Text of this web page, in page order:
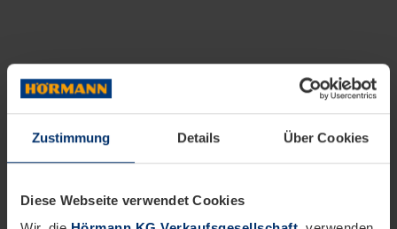
Zustimmung Details Über Cookies
Diese Webseite verwendet Cookies